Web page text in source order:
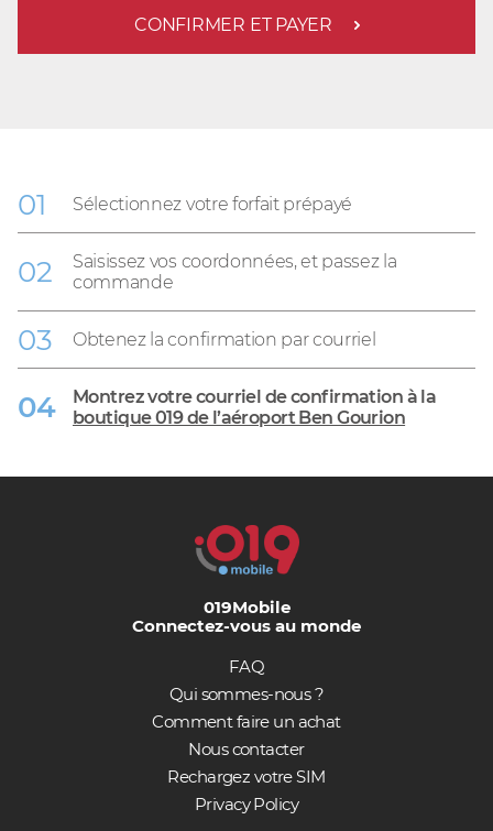
CONFIRMER ET PAYER
Sélectionnez votre forfait prépayé
Saisissez vos coordonnées, et passez la
commande
Obtenez la confirmation par courriel
Montrez votre courriel de confirmation à la
boutique 019 de l’aéroport Ben Gourion
019Mobile
Connectez-vous au monde
FAQ
Qui sommes-nous ?
Comment faire un achat
Nous contacter
Rechargez votre SIM
Privacy Policy